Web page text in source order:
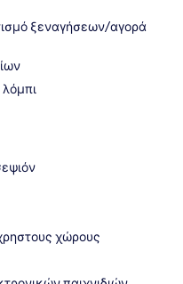
ξεναγήσεων/αγορά
χώρους